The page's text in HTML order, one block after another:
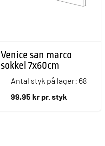
Venice san marco
sokkel 7x60cm
Antal styk på lager: 68
99,95 kr pr. styk